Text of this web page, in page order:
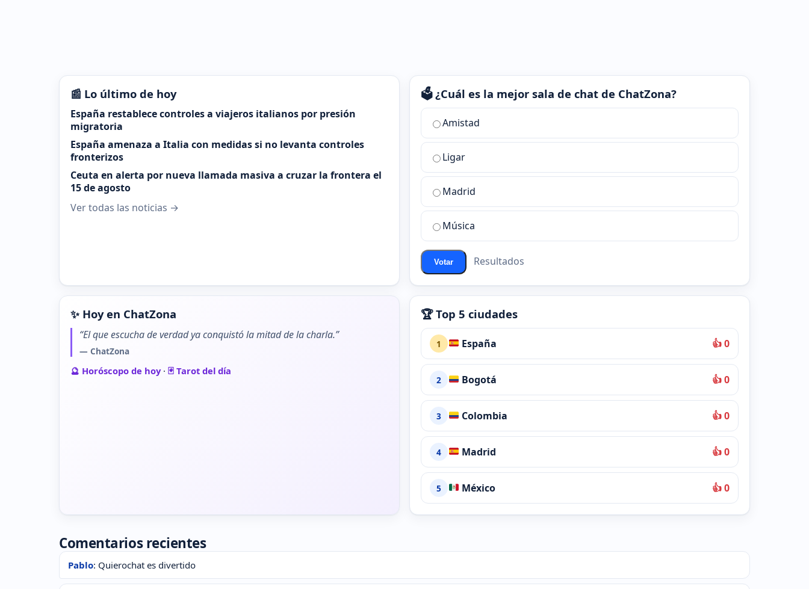
📰 Lo último de hoy
España restablece controles a viajeros italianos por presión
migratoria
España amenaza a Italia con medidas si no levanta controles
fronterizos
Ceuta en alerta por nueva llamada masiva a cruzar la frontera el
15 de agosto
Ver todas las noticias →
🗳️ ¿Cuál es la mejor sala de chat de ChatZona?
¿Cuál
la
mejor
sala
chat
ChatZona?
Amistad
Ligar
Madrid
Música
Votar Resultados
✨ Hoy en ChatZona
“El que escucha de verdad ya conquistó la mitad de la charla.”
— ChatZona
🔮 Horóscopo de hoy· 🃏 Tarot del día
🏆 Top 5 ciudades
1 España 👍 0
2 Bogotá 👍 0
3 Colombia 👍 0
4 Madrid 👍 0
5 México 👍 0
Comentarios recientes
Pablo: Quierochat es divertido